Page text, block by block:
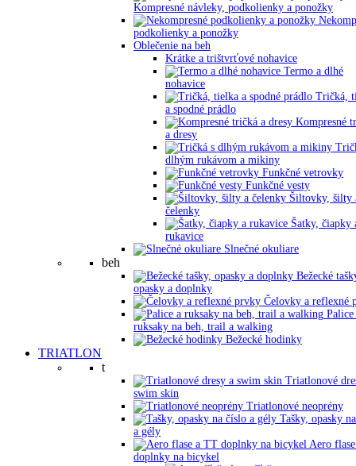
Kompresné návleky, podkolienky a ponožky
podkolienky a ponožky
Oblečenie na beh
Krátke a trištvrťové nohavice
Termo a dlhé
nohavice
Tričká,
a spodné prádlo
Kompresné
a dresy
dlhým rukávom a mikiny
Funkčné vetrovky
Funkčné vesty
Šiltovky, šilty
čelenky
Šatky, čiapky
rukavice
Slnečné okuliare
beh
Bežecké
opasky a doplnky
Čelovky a reflexné
Palice
ruksaky na beh, trail a walking
Bežecké hodinky
TRIATLON
t
Triatlonové
swim skin
Triatlonové neoprény
Tašky, opasky
a gély
Aero
doplnky na bicykel